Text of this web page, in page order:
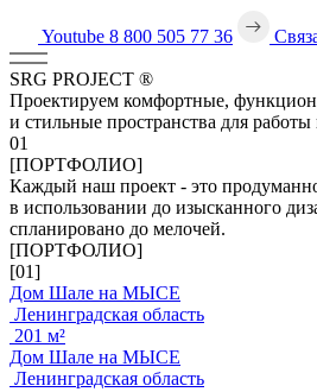
Youtube 8 800 505 77 36
SRG PROJECT ®
Проектируем комфортные,
и стильные пространства для
01
[ПОРТФОЛИО]
Каждый наш проект - это
в использовании до изысканного
спланировано до мелочей.
[ПОРТФОЛИО]
[01]
Дом Шале на МЫСЕ
Ленинградская область
201 м²
Дом Шале на МЫСЕ
Ленинградская область